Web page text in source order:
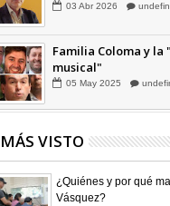
03 Abr 2026
Familia Coloma y la
musical"
05 May 2025
VISTO
¿Quiénes y por qué
Vásquez?